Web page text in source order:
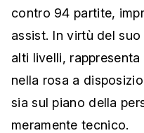
contro 94 partite,
assist. In virtù del
alti livelli,
nella rosa a
sia sul piano della
meramente tecnico.